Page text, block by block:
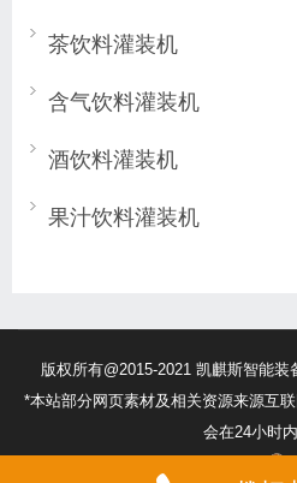
茶饮料灌装机
含气饮料灌装机
酒饮料灌装机
果汁饮料灌装机
版权所有@2015-2021 凯麒斯智能
*本站部分网页素材及相关资源来源互
会在24小时